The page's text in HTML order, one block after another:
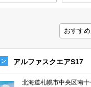
ン アルファスクエアS17
北海道札幌市中央区南十